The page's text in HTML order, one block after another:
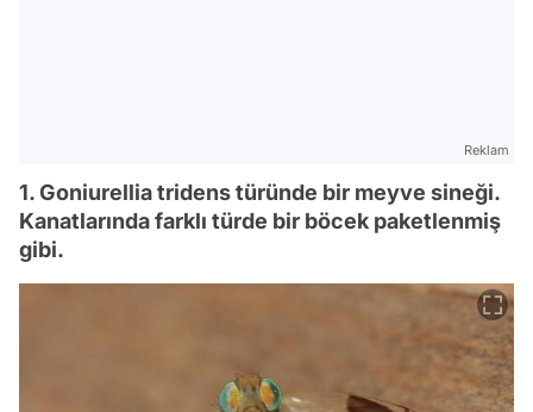
Reklam
1. Goniurellia tridens türünde bir meyve sineği.
Kanatlarında farklı türde bir böcek paketlenmiş
gibi.